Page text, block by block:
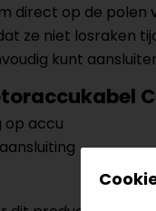
direct op de
ze niet losraken
kunt
op accu